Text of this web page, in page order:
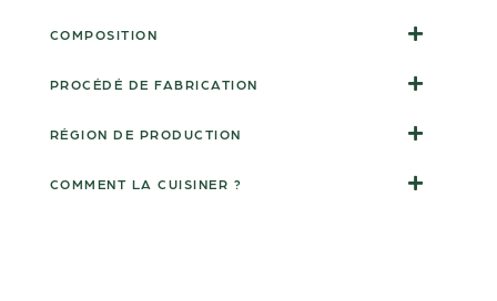
COMPOSITION
PROCÉDÉ DE FABRICATION
RÉGION DE PRODUCTION
COMMENT LA CUISINER ?